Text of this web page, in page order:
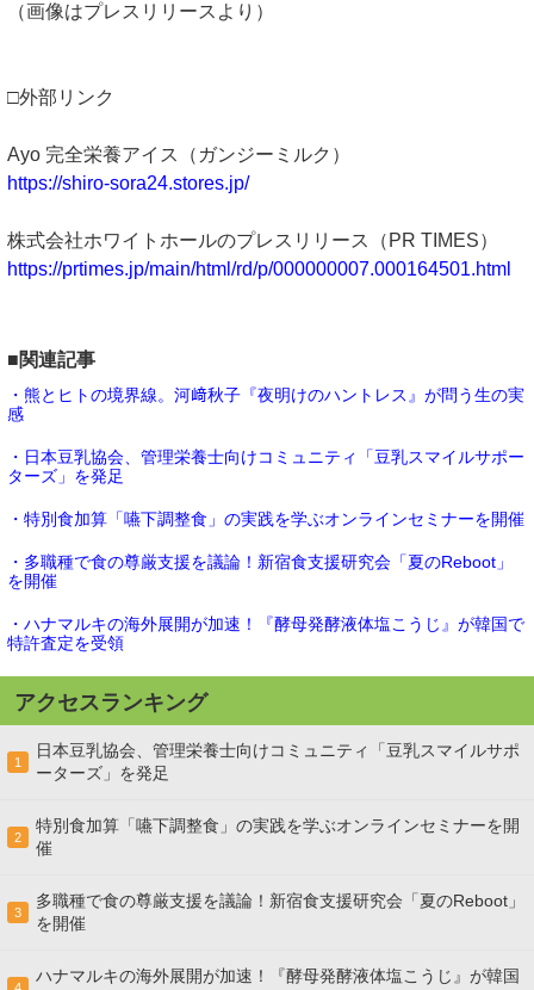
（画像はプレスリリースより）
□外部リンク
Ayo 完全栄養アイス（ガンジーミルク）
https://shiro-sora24.stores.jp/
株式会社ホワイトホールのプレスリリース（PR TIMES）
https://prtimes.jp/main/html/rd/p/000000007.000164501.html
■関連記事
・熊とヒトの境界線。河﨑秋子『夜明けのハントレス』が問う生の実
感
・日本豆乳協会、管理栄養士向けコミュニティ「豆乳スマイルサポー
ターズ」を発足
・特別食加算「嚥下調整食」の実践を学ぶオンラインセミナーを開催
・多職種で食の尊厳支援を議論！新宿食支援研究会「夏のReboot」
を開催
・ハナマルキの海外展開が加速！『酵母発酵液体塩こうじ』が韓国で
特許査定を受領
アクセスランキング
1
日本豆乳協会、管理栄養士向けコミュニティ「豆乳スマイルサポ
ーターズ」を発足
2
特別食加算「嚥下調整食」の実践を学ぶオンラインセミナーを開
催
3
多職種で食の尊厳支援を議論！新宿食支援研究会「夏のReboot」
を開催
ハナマルキの海外展開が加速！『酵母発酵液体塩こうじ』が韓国